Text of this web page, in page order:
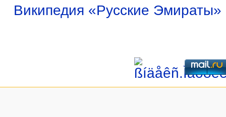
Википедия «Русские Эмираты»